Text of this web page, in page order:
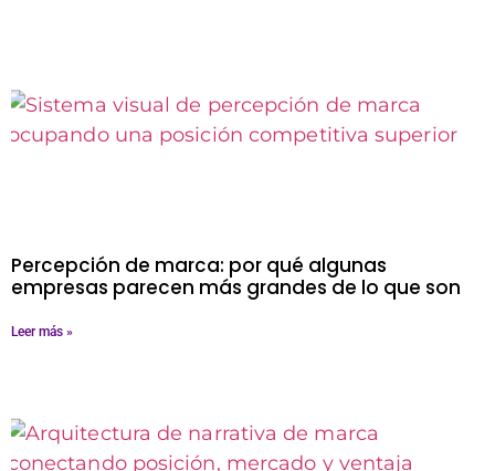
Percepción de marca: por qué algunas
empresas parecen más grandes de lo que son
Leer más »